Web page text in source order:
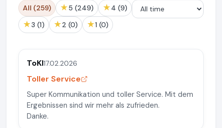
All (259) ★ 5 (249) ★ 4 (9)
★ 3 (1) ★ 2 (0) ★ 1 (0)
ToKl17.02.2026
Toller Service
Super Kommunikation und toller Service. Mit dem
Ergebnissen sind wir mehr als zufrieden.
Danke.